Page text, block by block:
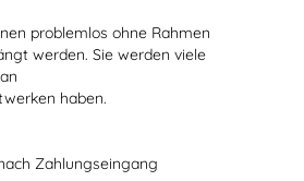
problemlos ohne Rahmen
werden. Sie werden viele
haben.
Zahlungseingang